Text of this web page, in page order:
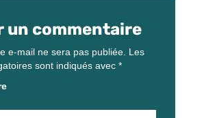
un commentaire
e-mail ne sera pas publiée. Les
sont indiqués avec *